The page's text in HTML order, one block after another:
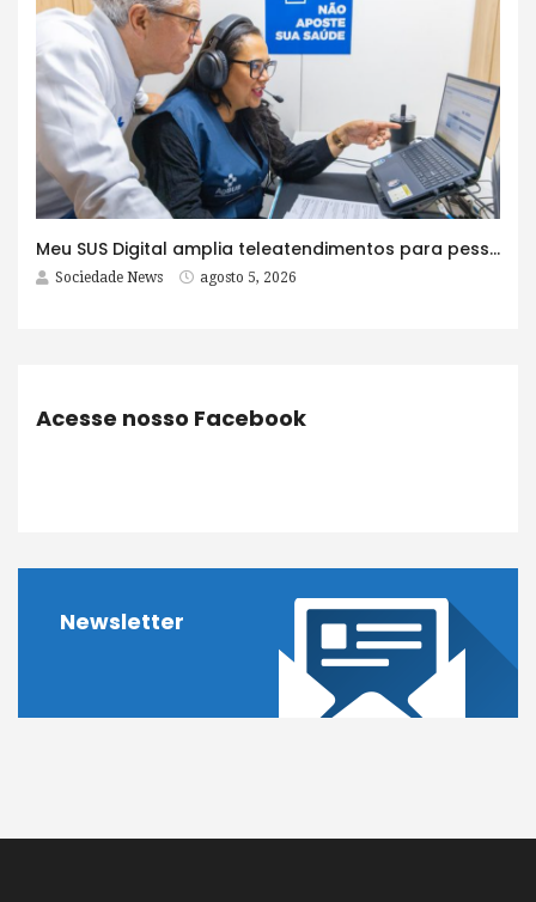
Meu SUS Digital amplia teleatendimentos para pessoas com problemas com jogos e apostas
Sociedade News agosto 5, 2026
Acesse nosso Facebook
Newsletter